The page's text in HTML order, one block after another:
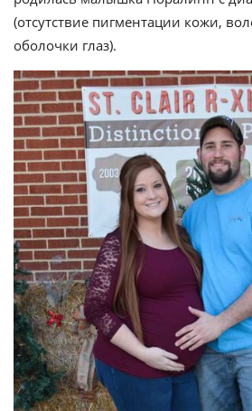
(отсутствие пигментации кожи,
оболочки глаз).